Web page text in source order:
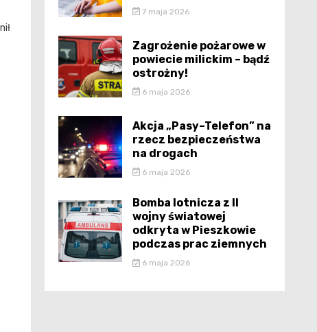
7 maja 2026
Zagrożenie pożarowe w
powiecie milickim – bądź
ostrożny!
6 maja 2026
Akcja „Pasy–Telefon” na
rzecz bezpieczeństwa
na drogach
6 maja 2026
Bomba lotnicza z II
wojny światowej
odkryta w Pieszkowie
podczas prac ziemnych
6 maja 2026